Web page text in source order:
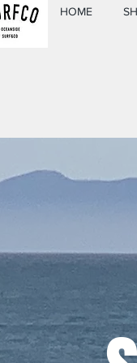
HOME